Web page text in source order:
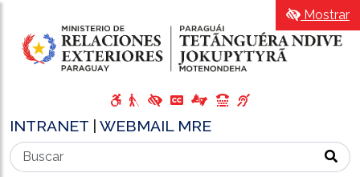
INTRANET WEBMAIL MRE
Mostrar